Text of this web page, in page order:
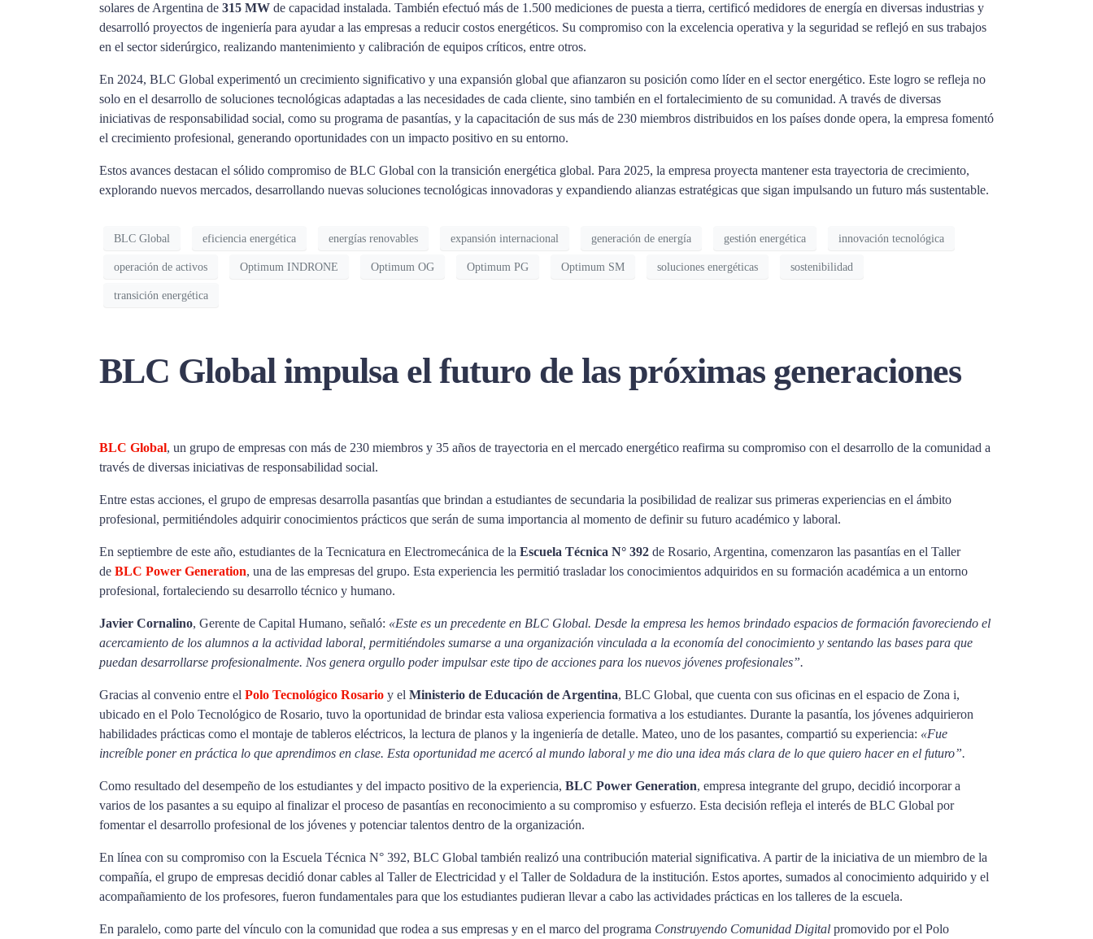
solares de Argentina de 315 MW de capacidad instalada. También efectuó más de 1.500 mediciones de puesta a tierra, certificó medidores de energía en diversas industrias y
desarrolló proyectos de ingeniería para ayudar a las empresas a reducir costos energéticos. Su compromiso con la excelencia operativa y la seguridad se reflejó en sus trabajos
en el sector siderúrgico, realizando mantenimiento y calibración de equipos críticos, entre otros.
En 2024, BLC Global experimentó un crecimiento significativo y una expansión global que afianzaron su posición como líder en el sector energético. Este logro se refleja no
solo en el desarrollo de soluciones tecnológicas adaptadas a las necesidades de cada cliente, sino también en el fortalecimiento de su comunidad. A través de diversas
iniciativas de responsabilidad social, como su programa de pasantías, y la capacitación de sus más de 230 miembros distribuidos en los países donde opera, la empresa fomentó
el crecimiento profesional, generando oportunidades con un impacto positivo en su entorno.
Estos avances destacan el sólido compromiso de BLC Global con la transición energética global. Para 2025, la empresa proyecta mantener esta trayectoria de crecimiento,
explorando nuevos mercados, desarrollando nuevas soluciones tecnológicas innovadoras y expandiendo alianzas estratégicas que sigan impulsando un futuro más sustentable.
BLC Global eficiencia energética energías renovables expansión internacional generación de energía gestión energética innovación tecnológica
operación de activos Optimum INDRONE Optimum OG Optimum PG Optimum SM soluciones energéticas sostenibilidad
transición energética
BLC Global impulsa el futuro de las próximas generaciones
BLC Global, un grupo de empresas con más de 230 miembros y 35 años de trayectoria en el mercado energético reafirma su compromiso con el desarrollo de la comunidad a
través de diversas iniciativas de responsabilidad social.
Entre estas acciones, el grupo de empresas desarrolla pasantías que brindan a estudiantes de secundaria la posibilidad de realizar sus primeras experiencias en el ámbito
profesional, permitiéndoles adquirir conocimientos prácticos que serán de suma importancia al momento de definir su futuro académico y laboral.
En septiembre de este año, estudiantes de la Tecnicatura en Electromecánica de la Escuela Técnica N° 392 de Rosario, Argentina, comenzaron las pasantías en el Taller
de BLC Power Generation, una de las empresas del grupo. Esta experiencia les permitió trasladar los conocimientos adquiridos en su formación académica a un entorno
profesional, fortaleciendo su desarrollo técnico y humano.
Javier Cornalino, Gerente de Capital Humano, señaló: «Este es un precedente en BLC Global. Desde la empresa les hemos brindado espacios de formación favoreciendo el
acercamiento de los alumnos a la actividad laboral, permitiéndoles sumarse a una organización vinculada a la economía del conocimiento y sentando las bases para que
puedan desarrollarse profesionalmente. Nos genera orgullo poder impulsar este tipo de acciones para los nuevos jóvenes profesionales”.
Gracias al convenio entre el Polo Tecnológico Rosario y el Ministerio de Educación de Argentina, BLC Global, que cuenta con sus oficinas en el espacio de Zona i,
ubicado en el Polo Tecnológico de Rosario, tuvo la oportunidad de brindar esta valiosa experiencia formativa a los estudiantes. Durante la pasantía, los jóvenes adquirieron
habilidades prácticas como el montaje de tableros eléctricos, la lectura de planos y la ingeniería de detalle. Mateo, uno de los pasantes, compartió su experiencia: «Fue
increíble poner en práctica lo que aprendimos en clase. Esta oportunidad me acercó al mundo laboral y me dio una idea más clara de lo que quiero hacer en el futuro”.
Como resultado del desempeño de los estudiantes y del impacto positivo de la experiencia, BLC Power Generation, empresa integrante del grupo, decidió incorporar a
varios de los pasantes a su equipo al finalizar el proceso de pasantías en reconocimiento a su compromiso y esfuerzo. Esta decisión refleja el interés de BLC Global por
fomentar el desarrollo profesional de los jóvenes y potenciar talentos dentro de la organización.
En línea con su compromiso con la Escuela Técnica N° 392, BLC Global también realizó una contribución material significativa. A partir de la iniciativa de un miembro de la
compañía, el grupo de empresas decidió donar cables al Taller de Electricidad y el Taller de Soldadura de la institución. Estos aportes, sumados al conocimiento adquirido y el
acompañamiento de los profesores, fueron fundamentales para que los estudiantes pudieran llevar a cabo las actividades prácticas en los talleres de la escuela.
En paralelo, como parte del vínculo con la comunidad que rodea a sus empresas y en el marco del programa Construyendo Comunidad Digital promovido por el Polo